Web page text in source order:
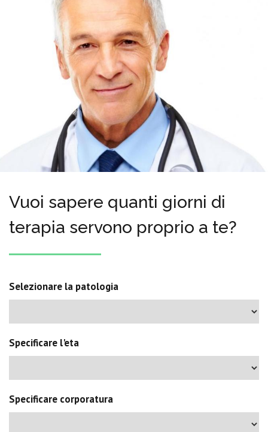
Vuoi sapere quanti giorni di
terapia servono proprio a te?
Selezionare la patologia
Specificare l'eta
Specificare corporatura